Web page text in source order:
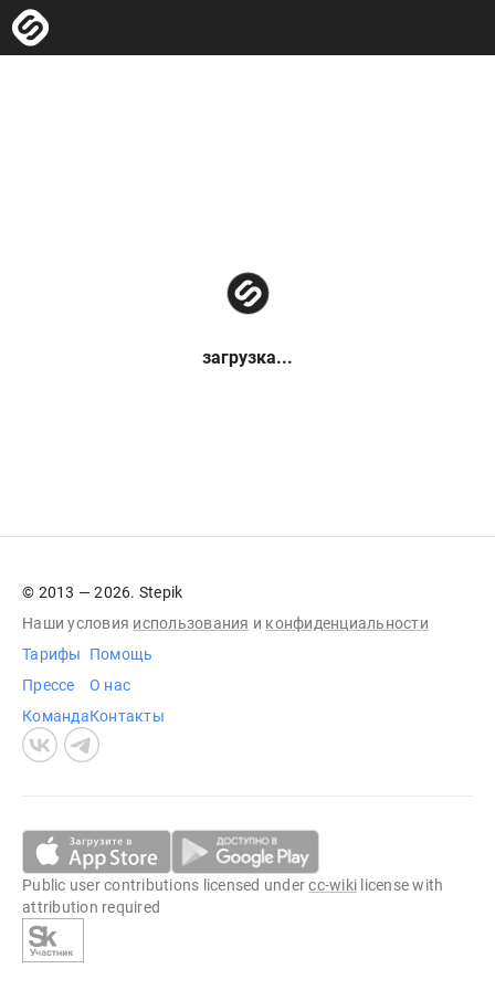
загрузка...
© 2013 — 2026. Stepik
Наши условия использования и конфиденциальности
Тарифы
Прессе
Команда
Помощь
О нас
Контакты
Public user contributions licensed undercc-wiki license with
attribution required